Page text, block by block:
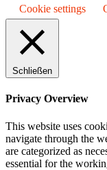
Cookie settings
Schließen
Privacy Overview
This website uses
navigate through the
are categorized as
essential for the